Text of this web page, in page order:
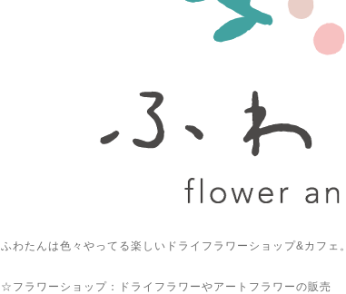
ふわたんは色々やってる楽しいドライフラワーショップ&カフェ。
☆フラワーショップ：ドライフラワーやアートフラワーの販売